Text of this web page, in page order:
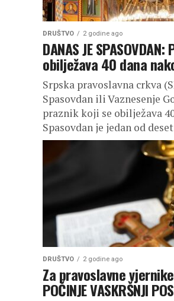
DRUŠTVO 2 godine ago
DANAS JE
obilježava 40 dana
Srpska pravoslavna crkva
Spasovdan ili Vaznesenje
praznik koji se obilježava
Spasovdan je jedan od
DRUŠTVO 2 godine ago
Za pravoslavne
POČINJE VASKRŠNJI